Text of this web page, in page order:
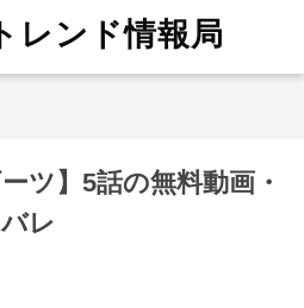
レンド情報局
ツ】5話の無料動画・
レ